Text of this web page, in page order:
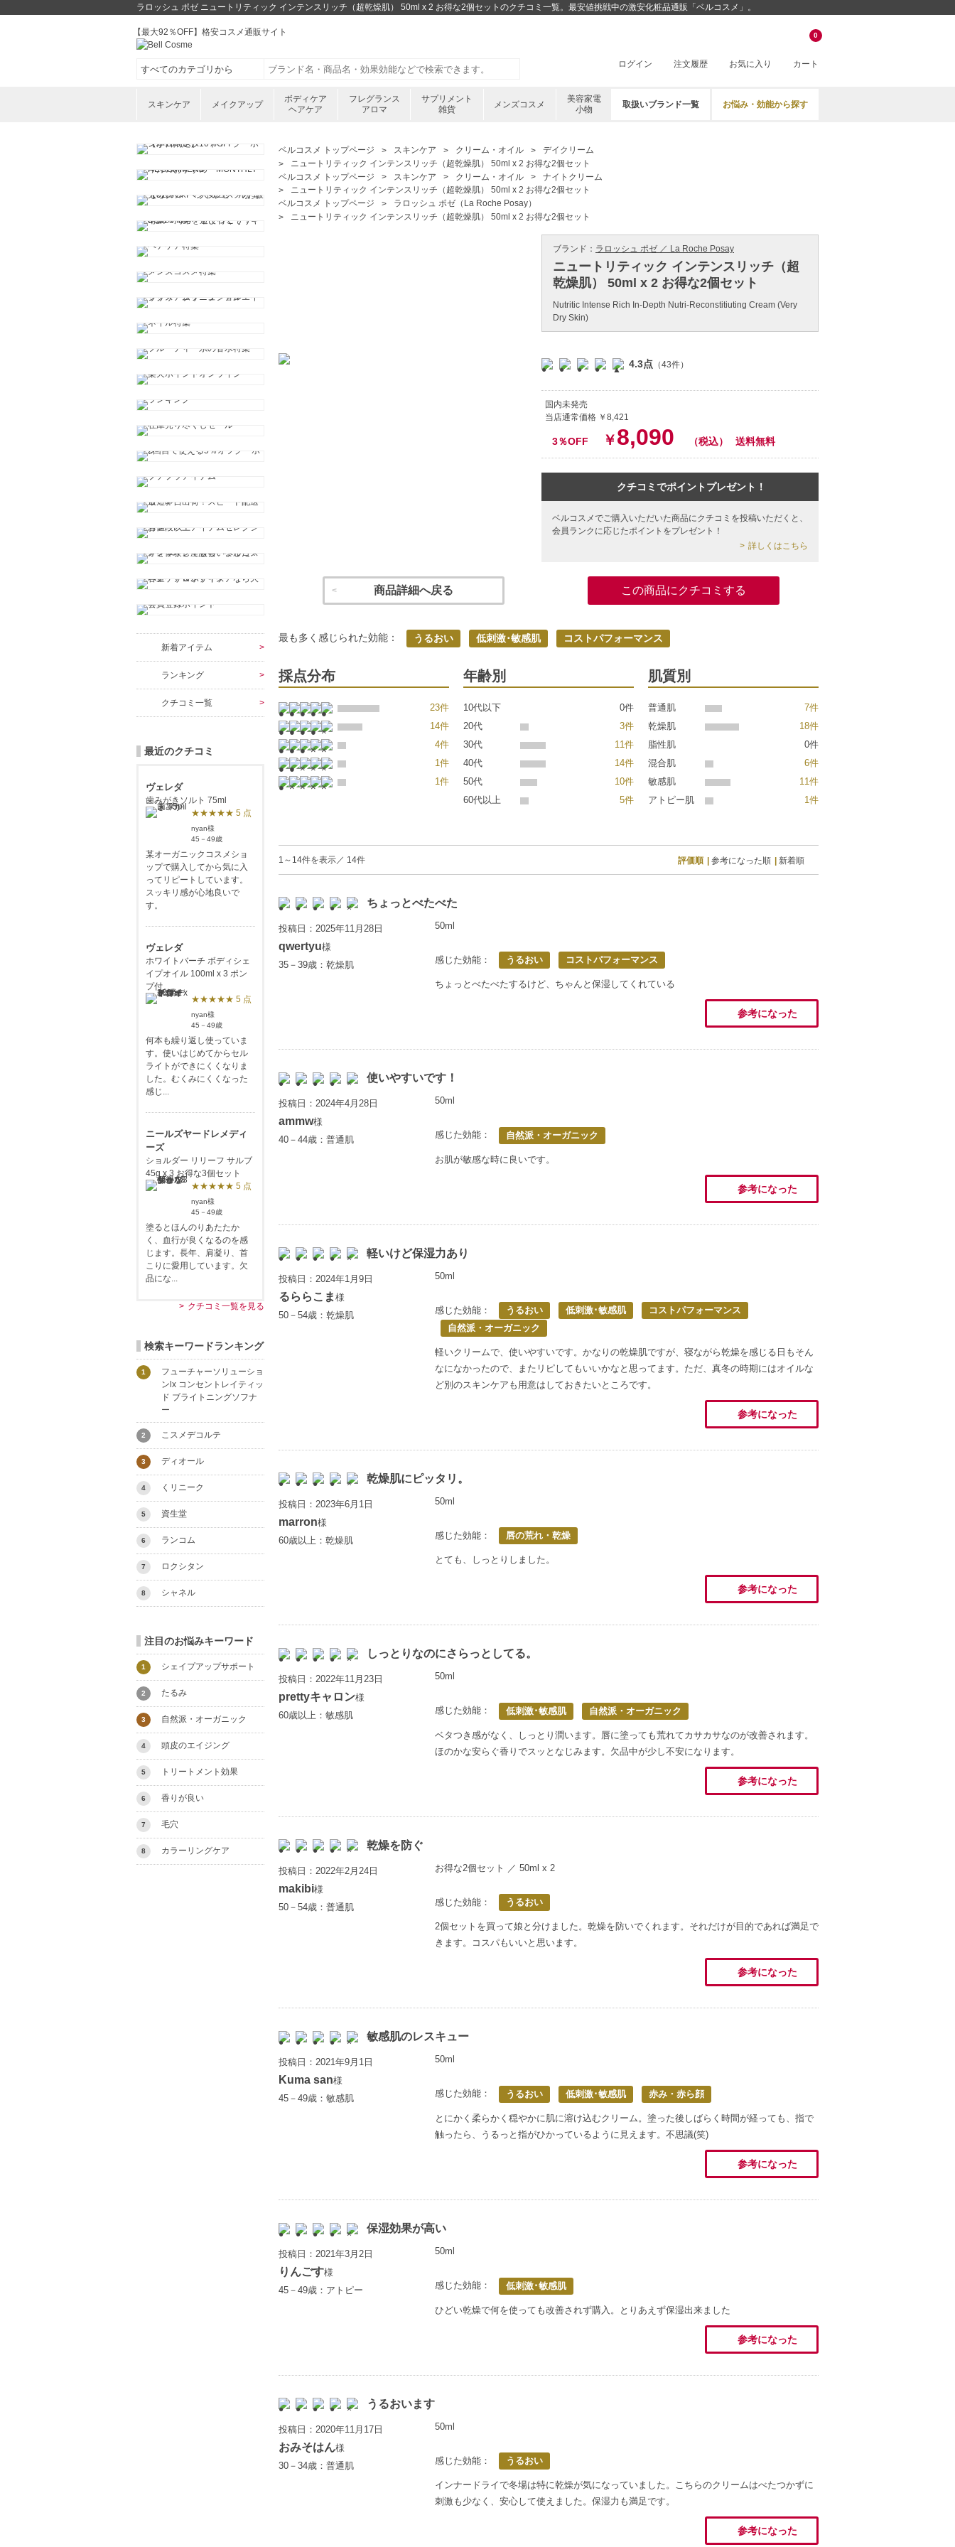
ラロッシュ ポゼ ニュートリティック インテンスリッチ（超乾燥肌） 50ml x 2 お得な2個セットのクチコミ一覧。最安値挑戦中の激安化粧品通販「ベルコスメ」。
【最大92％OFF】格安コスメ通販サイト
ログイン 注文履歴 お気に入り カート
0
スキンケア メイクアップ
ボディケア
ヘアケア
フレグランス
アロマ
サプリメント
雑貨
メンズコスメ
美容家電
小物
取扱いブランド一覧 お悩み・効能から探す
ベルコスメ トップページ スキンケア クリーム・オイル
デイクリーム
ニュートリティック インテンスリッチ（超乾燥肌） 50ml x 2 お得な2個セット
ベルコスメ トップページ
スキンケア クリーム・オイル
ナイトクリーム
ニュートリティック インテンスリッチ（超乾燥肌） 50ml x 2 お得な2個セット
ベルコスメ トップページ
ラロッシュ ポゼ（La Roche Posay）
ニュートリティック インテンスリッチ（超乾燥肌） 50ml x 2 お得な2個セット
ブランド： ラロッシュ ポゼ ／ La Roche Posay
ニュートリティック インテンスリッチ（超
乾燥肌） 50ml x 2 お得な2個セット
Nutritic Intense Rich In-Depth Nutri-Reconstitiuting Cream (Very
Dry Skin)
4.3点 （43件）
国内未発売
当店通常価格 ￥8,421
3％OFF ￥8,090 （税込） 送料無料
クチコミでポイントプレゼント！
ベルコスメでご購入いただいた商品にクチコミを投稿いただくと、
会員ランクに応じたポイントをプレゼント！
詳しくはこちら
商品詳細へ戻る この商品にクチコミする
最も多く感じられた効能： うるおい 低刺激･敏感肌 コストパフォーマンス
採点分布
23件
14件
4件
1件
1件
年齢別
10代以下
0件
20代
3件
30代
11件
40代
14件
50代
10件
60代以上
5件
肌質別
普通肌
7件
乾燥肌
18件
脂性肌
0件
混合肌
6件
敏感肌
11件
アトピー肌
1件
1～14件を表示／ 14件 評価順 参考になった順 新着順
ちょっとべたべた
投稿日：2025年11月28日
qwertyu様
35－39歳：乾燥肌
50ml
感じた効能： うるおい コストパフォーマンス
ちょっとべたべたするけど、ちゃんと保湿してくれている
参考になった
使いやすいです！
投稿日：2024年4月28日
ammw様
40－44歳：普通肌
50ml
感じた効能： 自然派・オーガニック
お肌が敏感な時に良いです。
参考になった
軽いけど保湿力あり
投稿日：2024年1月9日
るららこま 様
50－54歳：乾燥肌
50ml
感じた効能： うるおい 低刺激･敏感肌
コストパフォーマンス
自然派・オーガニック
軽いクリームで、使いやすいです。かなりの乾燥肌ですが、寝ながら乾燥を感じる日もそん
なになかったので、またリピしてもいいかなと思ってます。ただ、真冬の時期にはオイルな
ど別のスキンケアも用意はしておきたいところです。
参考になった
乾燥肌にピッタリ。
投稿日：2023年6月1日
marron様
60歳以上：乾燥肌
50ml
感じた効能： 唇の荒れ・乾燥
とても、しっとりしました。
参考になった
しっとりなのにさらっとしてる。
投稿日：2022年11月23日
prettyキャロン様
60歳以上：敏感肌
50ml
感じた効能： 低刺激･敏感肌 自然派・オーガニック
ベタつき感がなく、しっとり潤います。唇に塗っても荒れてカサカサなのが改善されます。
ほのかな安らぐ香りでスッとなじみます。欠品中が少し不安になります。
参考になった
乾燥を防ぐ
投稿日：2022年2月24日
makibi様
50－54歳：普通肌
お得な2個セット ／ 50ml x 2
感じた効能： うるおい
2個セットを買って娘と分けました。乾燥を防いでくれます。それだけが目的であれば満足で
きます。コスパもいいと思います。
参考になった
敏感肌のレスキュー
投稿日：2021年9月1日
Kuma san様
45－49歳：敏感肌
50ml
感じた効能： うるおい 低刺激･敏感肌 赤み・赤ら顔
とにかく柔らかく穏やかに肌に溶け込むクリーム。塗った後しばらく時間が経っても、指で
触ったら、うるっと指がひかっているように見えます。不思議(笑)
参考になった
保湿効果が高い
投稿日：2021年3月2日
りんごす様
45－49歳：アトピー
50ml
感じた効能： 低刺激･敏感肌
ひどい乾燥で何を使っても改善されず購入。とりあえず保湿出来ました
参考になった
うるおいます
投稿日：2020年11月17日
おみそはん様
30－34歳：普通肌
50ml
感じた効能： うるおい
インナードライで冬場は特に乾燥が気になっていました。こちらのクリームはべたつかずに
刺激も少なく、安心して使えました。保湿力も満足です。
参考になった
新着アイテム
ランキング
クチコミ一覧
最近のクチコミ
ヴェレダ
歯みがきソルト 75ml
★★★★★ 5 点
nyan様
45－49歳
某オーガニックコスメショ
ップで購入してから気に入
ってリピートしています。
スッキリ感が心地良いで
す。
ヴェレダ
ホワイトバーチ ボディシェ
イプオイル 100ml x 3 ポン
プ付
★★★★★ 5 点
nyan様
45－49歳
何本も繰り返し使っていま
す。使いはじめてからセル
ライトができにくくなりま
した。むくみにくくなった
感じ...
ニールズヤードレメディ
ーズ
ショルダー リリーフ サルブ
45g x 3 お得な3個セット
★★★★★ 5 点
nyan様
45－49歳
塗るとほんのりあたたか
く、血行が良くなるのを感
じます。長年、肩凝り、首
こりに愛用しています。欠
品にな...
クチコミ一覧を見る
検索キーワードランキング
1
フューチャーソリューショ
ンlx コンセントレイティッ
ド ブライトニングソフナ
ー
2 こスメデコルテ
3 ディオール
4 くリニーク
5 資生堂
6 ランコム
7 ロクシタン
8 シャネル
注目のお悩みキーワード
1 シェイプアップサポート
2 たるみ
3 自然派・オーガニック
4 頭皮のエイジング
5 トリートメント効果
6 香りが良い
7 毛穴
8 カラーリングケア